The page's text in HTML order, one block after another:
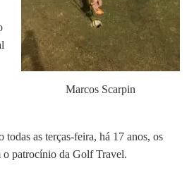
Marcos Scarpin
as terças-feira, há 17 anos, os
o patrocínio da Golf Travel.